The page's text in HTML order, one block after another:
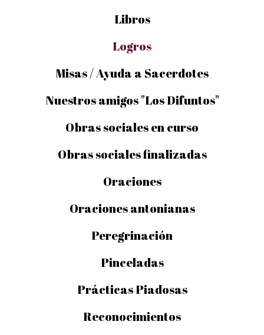
Libros
Logros
Misas / Ayuda a Sacerdotes
Nuestros amigos "Los Difuntos"
Obras sociales en curso
Obras sociales finalizadas
Oraciones
Oraciones antonianas
Peregrinación
Pinceladas
Prácticas Piadosas
Reconocimientos